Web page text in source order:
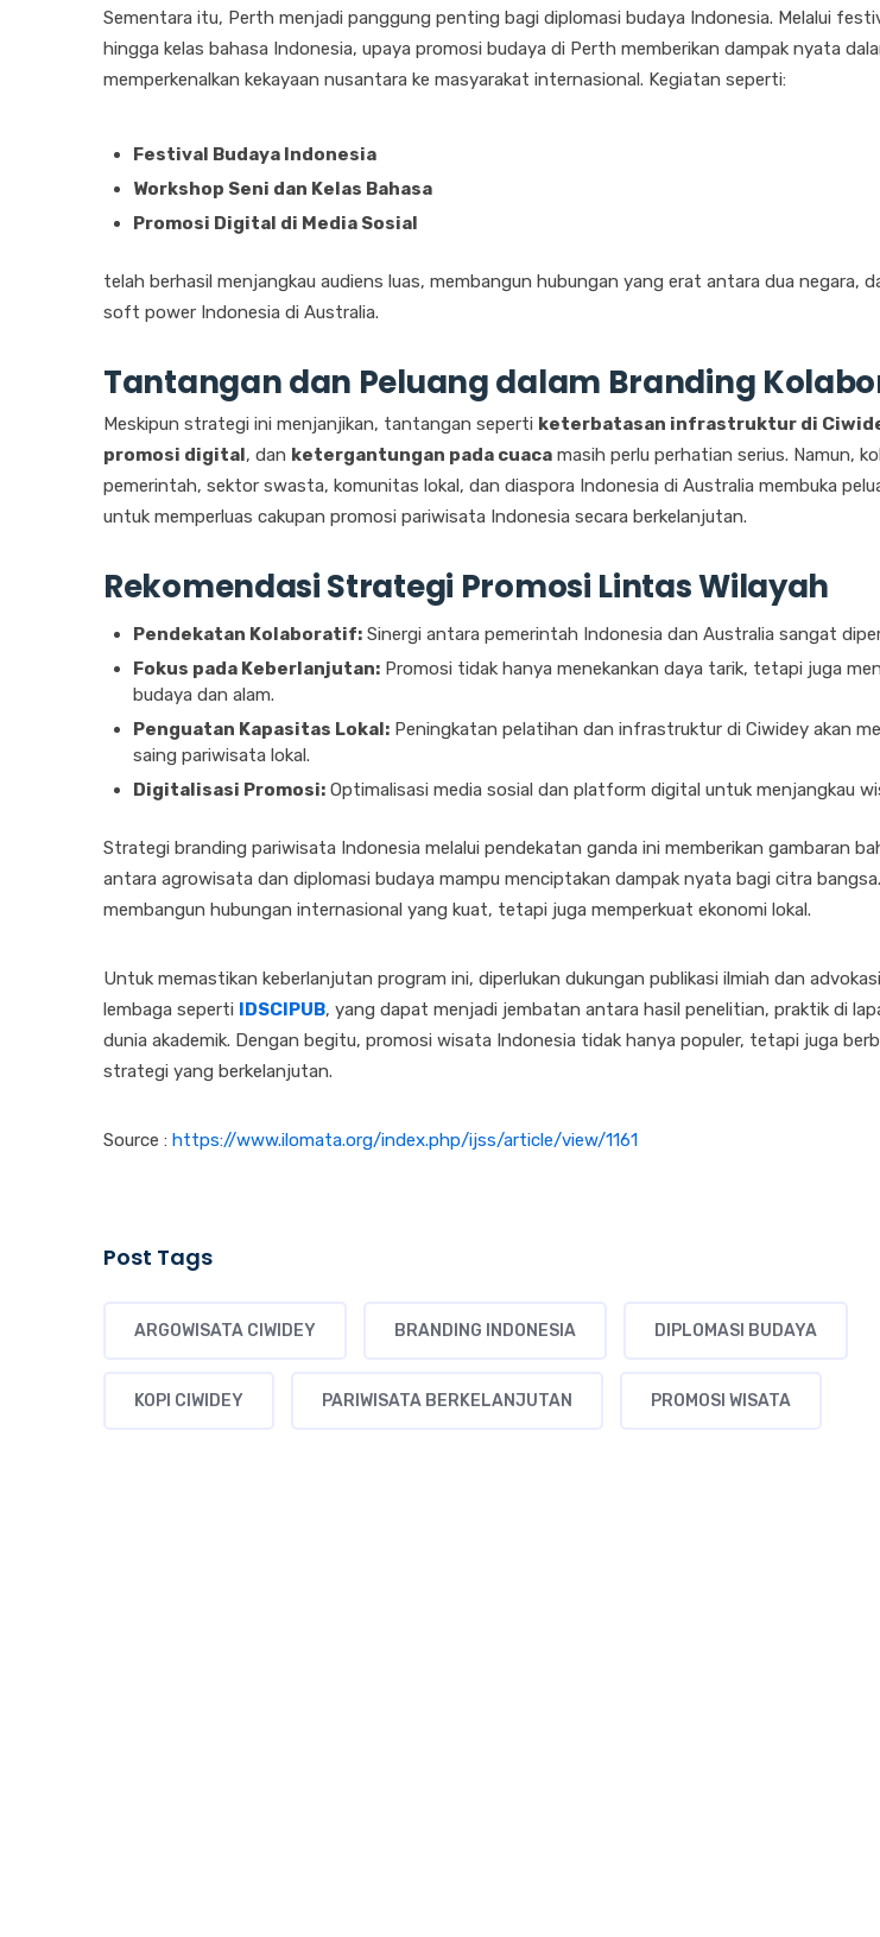
Sementara itu, Perth menjadi panggung penting bagi diplomasi budaya Indonesia. Melalui
hingga kelas bahasa Indonesia, upaya promosi budaya di Perth memberikan dampak nyata
memperkenalkan kekayaan nusantara ke masyarakat internasional. Kegiatan seperti:
Festival Budaya Indonesia
Workshop Seni dan Kelas Bahasa
Promosi Digital di Media Sosial
telah berhasil menjangkau audiens luas, membangun hubungan yang erat antara dua negara,
soft power Indonesia di Australia.
Tantangan dan Peluang dalam Branding
Meskipun strategi ini menjanjikan, tantangan seperti keterbatasan infrastruktur di
promosi digital , dan ketergantungan pada cuaca masih perlu perhatian serius. Namun,
pemerintah, sektor swasta, komunitas lokal, dan diaspora Indonesia di Australia membuka
untuk memperluas cakupan promosi pariwisata Indonesia secara berkelanjutan.
Rekomendasi Strategi Promosi Lintas Wilayah
Pendekatan Kolaboratif: Sinergi antara pemerintah Indonesia dan Australia sangat
Fokus pada Keberlanjutan: Promosi tidak hanya menekankan daya tarik, tetapi juga
budaya dan alam.
Penguatan Kapasitas Lokal: Peningkatan pelatihan dan infrastruktur di Ciwidey akan
saing pariwisata lokal.
Digitalisasi Promosi: Optimalisasi media sosial dan platform digital untuk menjangkau
Strategi branding pariwisata Indonesia melalui pendekatan ganda ini memberikan gambaran
antara agrowisata dan diplomasi budaya mampu menciptakan dampak nyata bagi citra
membangun hubungan internasional yang kuat, tetapi juga memperkuat ekonomi lokal.
Untuk memastikan keberlanjutan program ini, diperlukan dukungan publikasi ilmiah dan
lembaga seperti
IDSCIPUB, yang dapat menjadi jembatan antara hasil penelitian, praktik di
dunia akademik. Dengan begitu, promosi wisata Indonesia tidak hanya populer, tetapi juga
strategi yang berkelanjutan.
Source : https://www.ilomata.org/index.php/ijss/article/view/1161
Post Tags
ARGOWISATA CIWIDEY BRANDING INDONESIA DIPLOMASI BUDAYA
KOPI CIWIDEY PARIWISATA BERKELANJUTAN PROMOSI WISATA